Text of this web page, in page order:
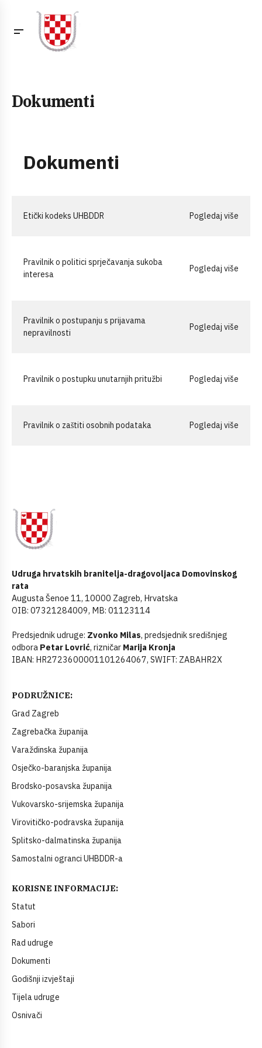
Dokumenti
Dokumenti
Etički kodeks UHBDDR Pogledaj više
Pravilnik o politici sprječavanja sukoba
interesa
Pogledaj više
Pravilnik o postupanju s prijavama
nepravilnosti
Pogledaj više
Pravilnik o postupku unutarnjih pritužbi Pogledaj više
Pravilnik o zaštiti osobnih podataka Pogledaj više
Udruga hrvatskih branitelja-dragovoljaca Domovinskog
rata
Augusta Šenoe 11, 10000 Zagreb, Hrvatska
OIB: 07321284009, MB: 01123114
Predsjednik udruge: Zvonko Milas, predsjednik središnjeg
odbora Petar Lovrić, rizničar Marija Kronja
IBAN: HR2723600001101264067, SWIFT: ZABAHR2X
PODRUŽNICE:
Grad Zagreb
Zagrebačka županija
Varaždinska županija
Osječko-baranjska županija
Brodsko-posavska županija
Vukovarsko-srijemska županija
Virovitičko-podravska županija
Splitsko-dalmatinska županija
Samostalni ogranci UHBDDR-a
KORISNE INFORMACIJE:
Statut
Sabori
Rad udruge
Dokumenti
Godišnji izvještaji
Tijela udruge
Osnivači